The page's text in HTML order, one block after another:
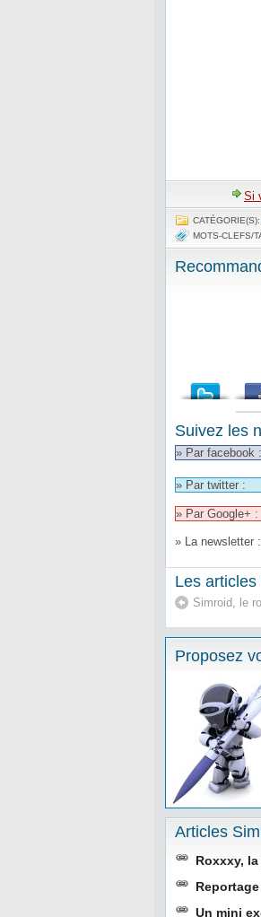
Si
CATÉGORIE(S):
MOTS-CLEFS/
Suivez les
» Par facebook :
» Par twitter :
» Par Google+ :
» La newsletter :
Les articles
Simroid, le
Proposez
Articles
Roxxxy,
Un mini